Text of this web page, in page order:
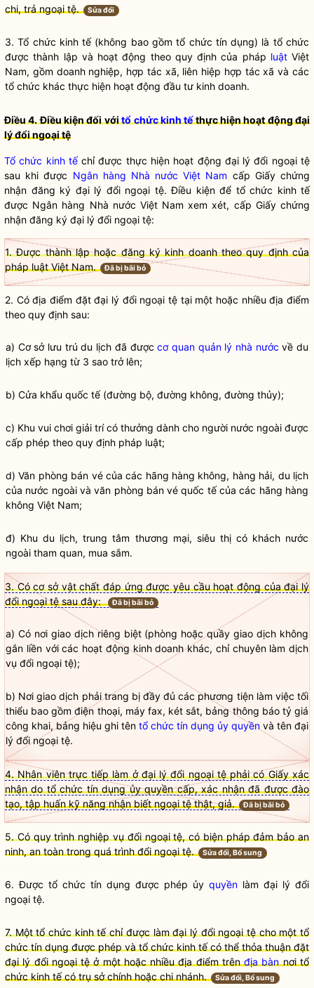
chi, trả ngoại tệ.
Sửa đổi
3. Tổ chức kinh tế (không bao gồm tổ chức tín dụng) là tổ chức
được thành lập và hoạt động theo quy định của pháp luậtViệt
Nam, gồm doanh nghiệp, hợp tác xã, liên hiệp hợp tác xã và các
tổ chức khác thực hiện hoạt động đầu tư kinh doanh.
Điều 4. Điều kiện đối vớitổ chức kinh tếthực hiện hoạt động đại
lý đổi ngoại tệ
Tổ chức kinh tếchỉ được thực hiện hoạt động đại lý đổi ngoại tệ
sau khi được Ngân hàng Nhà nước Việt Nam cấp Giấy chứng
nhận đăng ký đại lý đổi ngoại tệ. Điều kiện để tổ chức kinh tế
được Ngân hàng Nhà nước Việt Nam xem xét, cấp Giấy chứng
nhận đăng ký đại lý đổi ngoại tệ:
1. Được thành lập hoặc đăng ký kinh doanh theo quy định của
pháp luật Việt Nam.
Đã bị bãi bỏ
2. Có địa điểm đặt đại lý đổi ngoại tệ tại một hoặc nhiều địa điểm
theo quy định sau:
a) Cơ sở lưu trú du lịch đã đượccơ quan quản lý nhà nước về du
lịch xếp hạng từ 3 sao trở lên;
b) Cửa khẩu quốc tế (đường bộ, đường không, đường thủy);
c) Khu vui chơi giải trí có thưởng dành cho người nước ngoài được
cấp phép theo quy định pháp luật;
d) Văn phòng bán vé của các hãng hàng không, hàng hải, du lịch
của nước ngoài và văn phòng bán vé quốc tế của các hãng hàng
không Việt Nam;
đ) Khu du lịch, trung tâm thương mại, siêu thị có khách nước
ngoài tham quan, mua sắm.
3. Có cơ sở vật chất đáp ứng được yêu cầu hoạt động của đại lý
đổi ngoại tệ sau đây:
Đã bị bãi bỏ
a) Có nơi giao dịch riêng biệt (phòng hoặc quầy giao dịch không
gắn liền với các hoạt động kinh doanh khác, chỉ chuyên làm dịch
vụ đổi ngoại tệ);
b) Nơi giao dịch phải trang bị đầy đủ các phương tiện làm việc tối
thiểu bao gồm điện thoại, máy fax, két sắt, bảng thông báo tỷ giá
công khai, bảng hiệu ghi tên tổ chức tín dụng ủy quyền và tên đại
lý đổi ngoại tệ.
4. Nhân viên trực tiếp làm ở đại lý đổi ngoại tệ phải có Giấy xác
nhận do tổ chức tín dụng ủy quyền cấp, xác nhận đã được đào
tạo, tập huấn kỹ năng nhận biết ngoại tệ thật, giả.
Đã bị bãi bỏ
5. Có quy trình nghiệp vụ đổi ngoại tệ, có biện pháp đảm bảo an
ninh, an toàn trong quá trình đổi ngoại tệ.
Sửa đổi, Bổ sung
6. Được tổ chức tín dụng được phép ủy quyền làm đại lý đổi
ngoại tệ.
7. Mộttổ chức kinh tếchỉ được làm đại lý đổi ngoại tệ cho mộttổ
chức tín dụng được phépvàtổ chức kinh tếcó thể thỏa thuận đặt
đại lý đổi ngoại tệ ở một hoặc nhiều địa điểm trênđịa bànnơitổ
chức kinh tếcó trụ sở chính hoặc chi nhánh. Sửa đổi, Bổ sung